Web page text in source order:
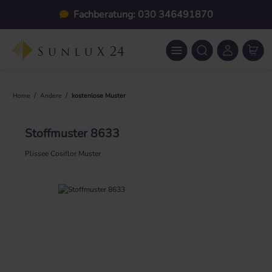
Zum Hauptinhalt springenFachberatung: 030 346491870
Home / Andere / kostenlose Muster
Stoffmuster 8633
Plissee Cosiflor Muster
Bildergalerie überspringen